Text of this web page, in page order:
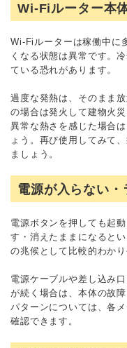
Wi-Fiルーター本
Wi-Fiルーターは稼働中に
くなる状態は異常です。
ている恐れがあります。
過度な発熱は、そのまま
の場合は発火して建物火
異常な熱さを感じた場合
ょう。再び使用してみて
ましょう。
電源が入らない
電源ボタンを押しても起
す・消えたままになると
の兆候として比較的わかり
電源ケーブルや差し込み
が続く場合は、本体の故
パターンについては、各
確認できます。